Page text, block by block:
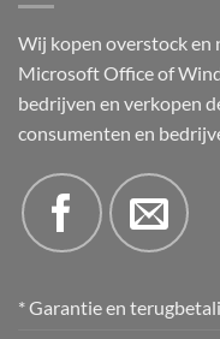
Wij kopen overstock
Microsoft Office of
bedrijven en verkopen
consumenten en
* Garantie en